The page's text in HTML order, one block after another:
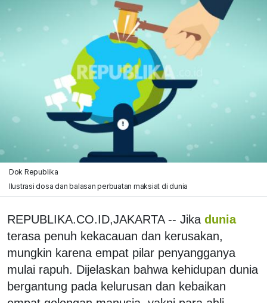
Dok Republika
Ilustrasi dosa dan balasan perbuatan maksiat di dunia
REPUBLIKA.CO.ID,JAKARTA -- Jika dunia
terasa penuh kekacauan dan kerusakan,
mungkin karena empat pilar penyangganya
mulai rapuh. Dijelaskan bahwa kehidupan dunia
bergantung pada kelurusan dan kebaikan